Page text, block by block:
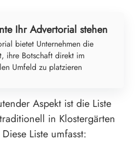
Ihr Advertorial stehen
bietet Unternehmen die
ihre Botschaft direkt im
Umfeld zu platzieren
Aspekt ist die Liste
in Klostergärten
Liste umfasst: